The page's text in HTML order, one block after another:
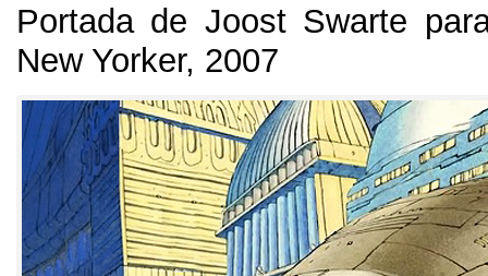
Portada de Joost Swarte
New Yorker, 2007